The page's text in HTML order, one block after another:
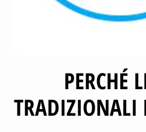
PERCHÉ
TRADIZIONALI